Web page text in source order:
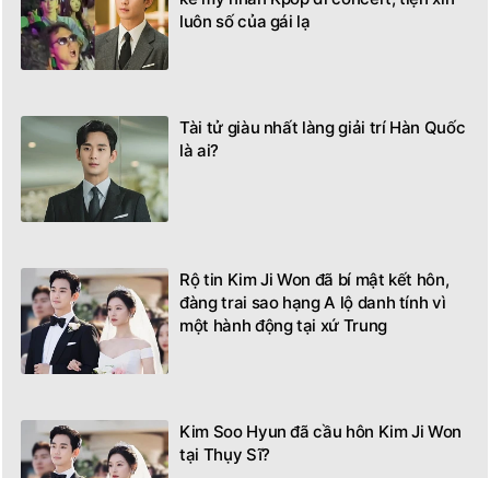
luôn số của gái lạ
Tài tử giàu nhất làng giải trí Hàn Quốc
là ai?
Rộ tin Kim Ji Won đã bí mật kết hôn,
đàng trai sao hạng A lộ danh tính vì
một hành động tại xứ Trung
Kim Soo Hyun đã cầu hôn Kim Ji Won
tại Thụy Sĩ?